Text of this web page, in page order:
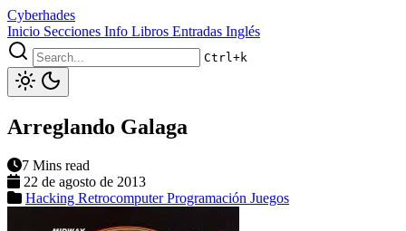
Cyberhades
Inicio Secciones Info Libros Entradas Inglés
Ctrl+k
Arreglando Galaga
7 Mins read
22 de agosto de 2013
Hacking RetrocomputerProgramación Juegos